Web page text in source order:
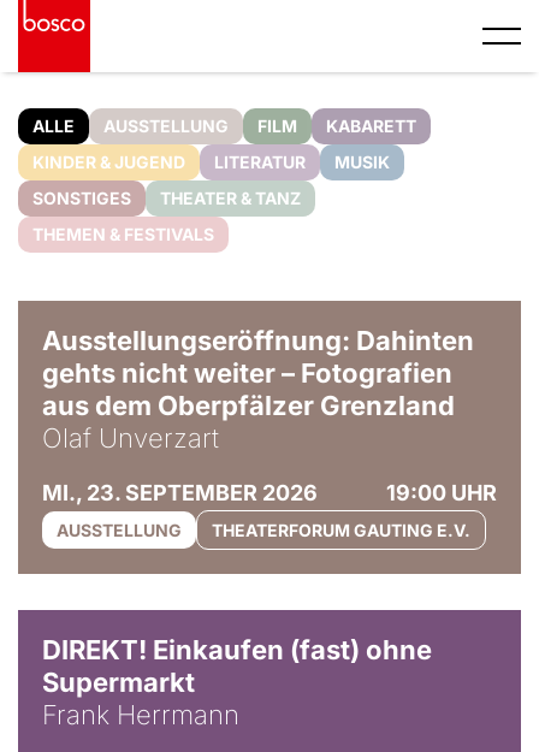
ALLE AUSSTELLUNG FILM
KABARETT
KINDER & JUGEND
LITERATUR
MUSIK
SONSTIGES
THEATER & TANZ
THEMEN & FESTIVALS
Ausstellungseröffnung: Dahinten
gehts nicht weiter – Fotografien
aus dem Oberpfälzer Grenzland
Olaf Unverzart
MI., 23. SEPTEMBER 2026 19:00 UHR
AUSSTELLUNG THEATERFORUM GAUTING E.V.
DIREKT! Einkaufen (fast) ohne
Supermarkt
Frank Herrmann